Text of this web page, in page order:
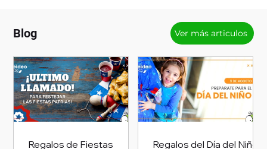
Blog Ver más articulos
Regalos de Fiestas
Regalos del Día del Niño